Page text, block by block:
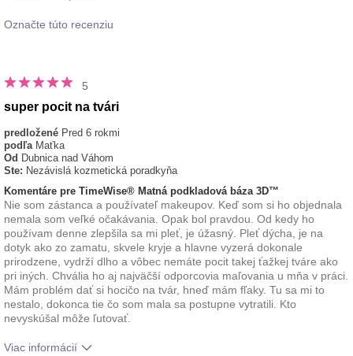
Označte túto recenziu
5
super pocit na tvári
predložené Pred 6 rokmi
podľa Maťka
Od Dubnica nad Váhom
Ste: Nezávislá kozmetická poradkyňa
Komentáre pre TimeWise® Matná podkladová báza 3D™
Nie som zástanca a používateľ makeupov. Keď som si ho objednala
nemala som veľké očakávania. Opak bol pravdou. Od kedy ho
používam denne zlepšila sa mi pleť, je úžasný. Pleť dýcha, je na
dotyk ako zo zamatu, skvele kryje a hlavne vyzerá dokonale
prirodzene, vydrží dlho a vôbec nemáte pocit takej ťažkej tváre ako
pri iných. Chvália ho aj najväčší odporcovia maľovania u mňa v práci.
Mám problém dať si hocičo na tvár, hneď mám fľaky. Tu sa mi to
nestalo, dokonca tie čo som mala sa postupne vytratili. Kto
nevyskúšal môže ľutovať.
Viac informácií